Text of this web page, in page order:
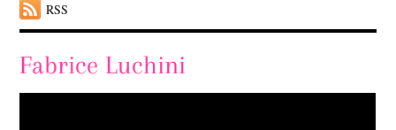
RSS
Fabrice Luchini